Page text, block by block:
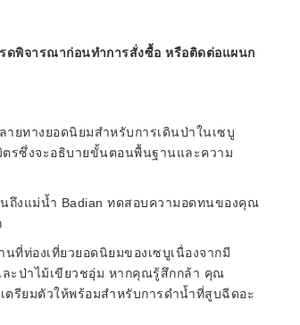
พิจารณาก่อนทำการสั่งซื้อ หรือติดต่อแผนก
ยทางยอดนิยมสำหรับการเดินป่าในเซบู
รซึ่งจะอธิบายขั้นตอนพื้นฐานและความ
ถึงแม่น้ำ Badian ทดสอบความอดทนของคุณ
ที่ท่องเที่ยวยอดนิยมของเซบูเนื่องจากมี
ะป่าไม้เขียวชอุ่ม หากคุณรู้สึกกล้า คุณ
ตรียมตัวให้พร้อมสำหรับการดำน้ำที่สูบฉีดอะ